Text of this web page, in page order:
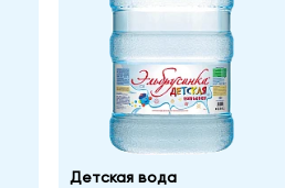
Детская вода